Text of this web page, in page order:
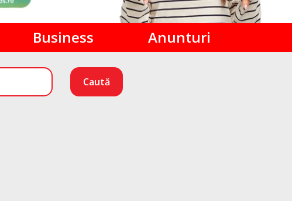
Business Anunturi
Caută